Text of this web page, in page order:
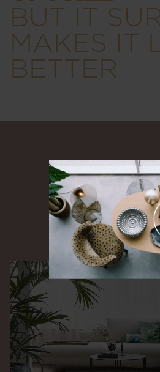
BUT IT
MAKES IT
BETTER